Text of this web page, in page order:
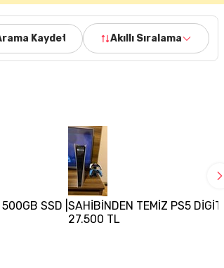
Kaydet Akıllı Sıralama
SSD |SAHİBİNDEN TEMİZ PS5
27.500 TL